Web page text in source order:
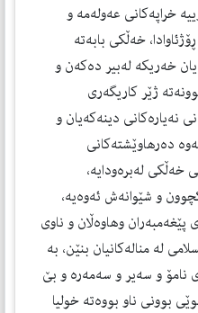
خراپەكانی عەولەمە و
خەڵكی بابەتە
خەریكە لەبیر دەكەن و
ژێر كاریگەری
نەیارەكانی دینەكەیان و
دەرهاوێشتەكانی
خەڵكی لەبرەودایە،
و شێوانەش ئەوەیە،
پێغەمبەران وهاوەڵان و ناوی
لە منالەكانیان بنێن، بە
نامۆ و سەیر و سەمەرە و بێ
بوونی ناو بووەتە خولیا